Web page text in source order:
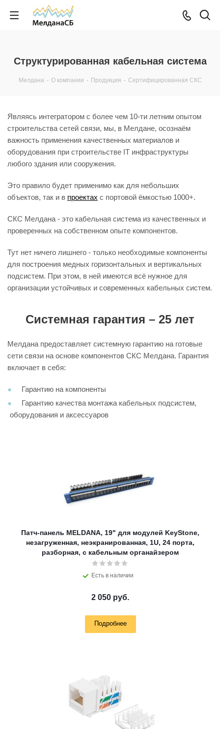
Структурированная кабельная система
Мелдана - О компании - Продукция - Сертифицированная СКС
Являясь интегратором с более чем 10-ти летним опытом
строительства сетей связи, мы, в Мелдане, осознаём
важность применения качественных материалов и
оборудования при строительстве IT инфраструктуры
любого здания или сооружения.
Это правило будет применимо как для небольших
объектов, так и в проектах с портовой ёмкостью 1000+.
СКС Мелдана - это кабельная система из качественных и
проверенных на собственном опыте компонентов.
Тут нет ничего лишнего - только необходимые компоненты
для построения медных горизонтальных и вертикальных
подсистем. При этом, в ней имеются всё нужное для
организации устойчивых и современных кабельных систем.
Системная гарантия – 25 лет
Мелдана предоставляет системную гарантию на готовые
сети связи на основе компонентов СКС Мелдана. Гарантия
включает в себя:
Гарантию на компоненты
Гарантию качества монтажа кабельных подсистем,
оборудования и аксессуаров
Патч-панель MELDANA, 19" для модулей KeyStone,
незагруженная, неэкранированная, 1U, 24 порта,
разборная, c кабельным органайзером
Есть в наличии
2 050 руб.
Подробнее